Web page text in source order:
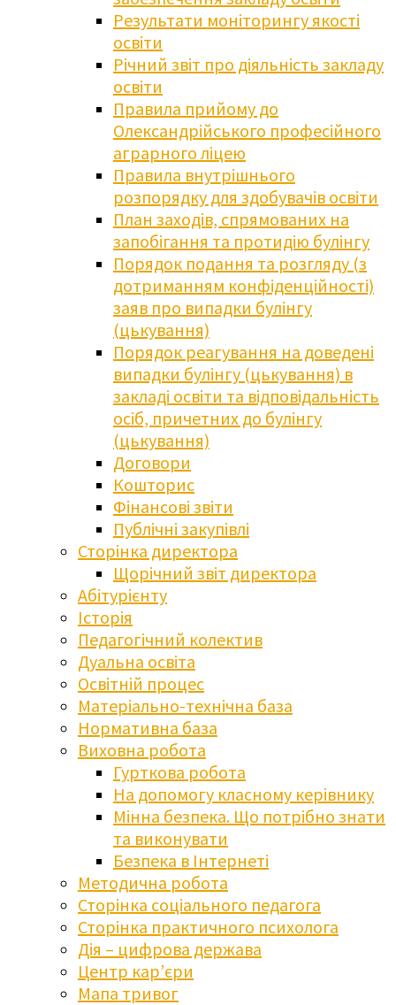
Результати моніторингу якості
освіти
Річний звіт про діяльність закладу
освіти
Правила прийому до
Олександрійського професійного
аграрного ліцею
Правила внутрішнього
розпорядку для здобувачів освіти
План заходів, спрямованих на
запобігання та протидію булінгу
Порядок подання та розгляду (з
дотриманням конфіденційності)
заяв про випадки булінгу
(цькування)
Порядок реагування на доведені
випадки булінгу (цькування) в
закладі освіти та відповідальність
осіб, причетних до булінгу
(цькування)
Договори
Кошторис
Фінансові звіти
Публічні закупівлі
Сторінка директора
Щорічний звіт директора
Абітурієнту
Історія
Педагогічний колектив
Дуальна освіта
Освітній процес
Матеріально-технічна база
Нормативна база
Виховна робота
Гурткова робота
На допомогу класному керівнику
Мінна безпека. Що потрібно знати
та виконувати
Безпека в Інтернеті
Методична робота
Сторінка соціального педагога
Сторінка практичного психолога
Дія – цифрова держава
Центр кар’єри
Мапа тривог